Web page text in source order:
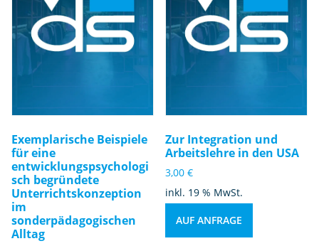
Exemplarische Beispiele
für eine
entwicklungspsychologi
sch begründete
Unterrichtskonzeption
im
sonderpädagogischen
Alltag
Zur Integration und
Arbeitslehre in den USA
3,00€
inkl. 19 % MwSt.
AUF ANFRAGE